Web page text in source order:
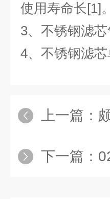
使用寿命长[1]。
3、不锈钢滤
4、不锈钢滤芯
上一篇：
下一篇：